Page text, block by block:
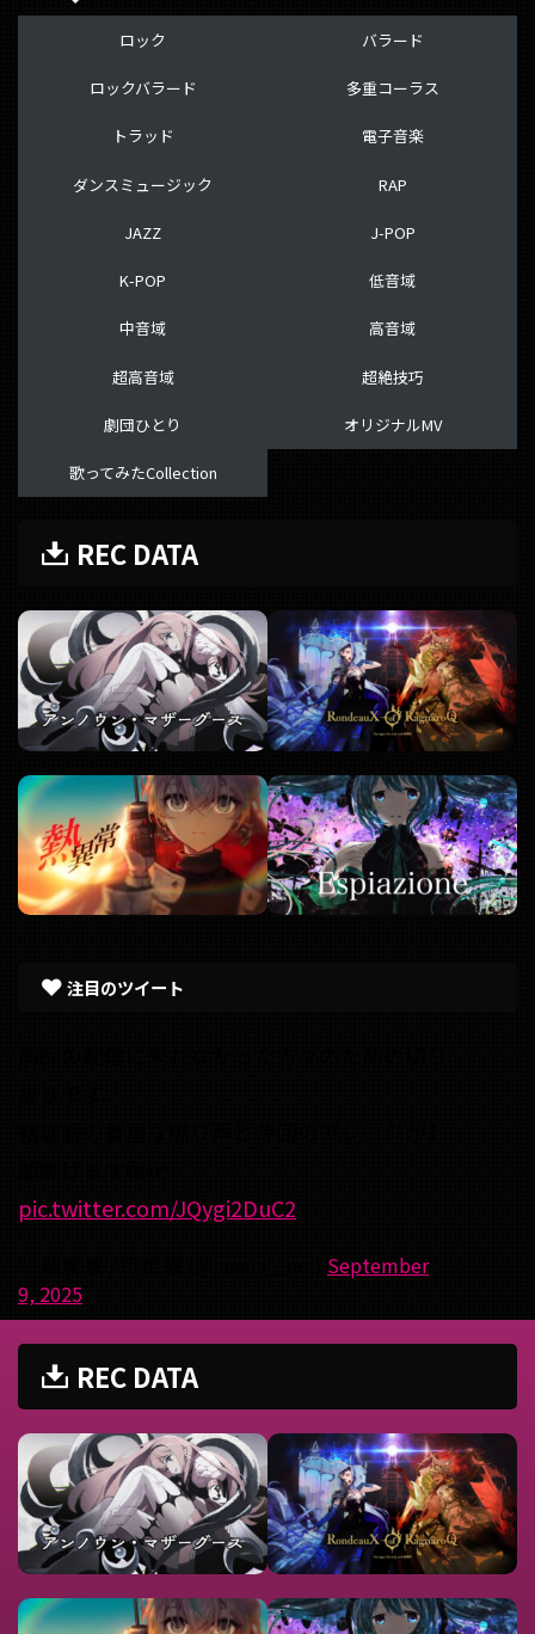
ロック
ロックバラード
トラッド
ダンスミュージック
JAZZ
K-POP
中音域
超高音域
劇団ひとり
歌ってみたCollection
バラード
多重コーラス
電子音楽
RAP
J-POP
低音域
高音域
超絶技巧
オリジナルMV
REC DATA
注目のツイート
pic.twitter.com/JQygi2DuC2
September
9, 2025
REC DATA